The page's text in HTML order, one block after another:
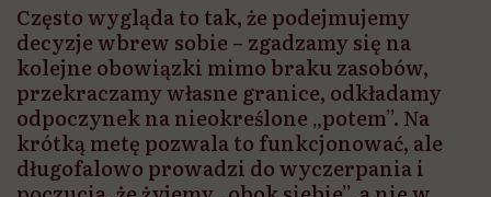
Często wygląda to tak, że podejmujemy
decyzje wbrew sobie – zgadzamy się na
kolejne obowiązki mimo braku zasobów,
przekraczamy własne granice, odkładamy
odpoczynek na nieokreślone „potem”. Na
krótką metę pozwala to funkcjonować, ale
długofalowo prowadzi do wyczerpania i